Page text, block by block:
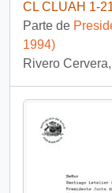
CL CLUAH 1-
Parte de
1994)
Rivero